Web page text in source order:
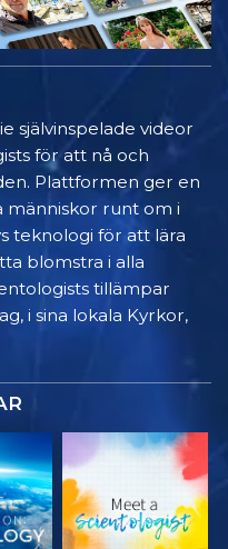
självinspelade videor
för att nå och
Plattformen ger en
människor runt om i
teknologi för att lära
blomstra i alla
tillämpar
i sina lokala Kyrkor,